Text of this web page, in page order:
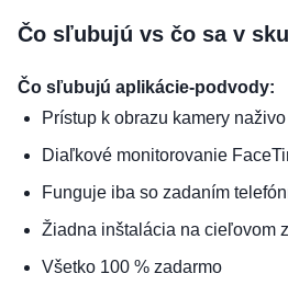
Čo sľubujú vs čo sa v
Čo sľubujú aplikácie-podvody:
Prístup k obrazu kamery
Diaľkové monitorovanie
Funguje iba so zadaním
Žiadna inštalácia na cieľovom
Všetko 100 % zadarmo